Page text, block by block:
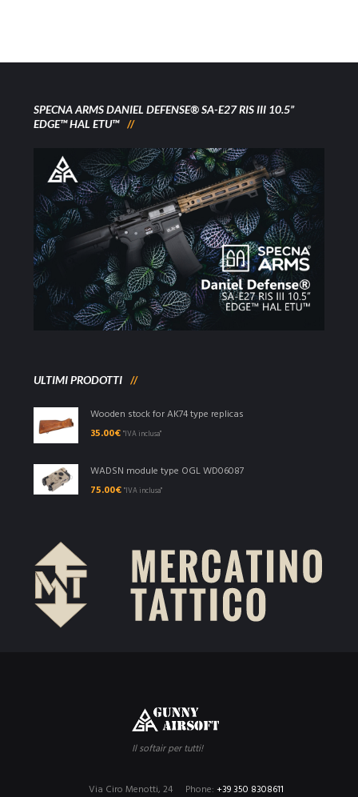
SPECNA ARMS DANIEL DEFENSE® SA-E27 RIS III 10.5”
EDGE™ HAL ETU™
ULTIMI PRODOTTI
Wooden stock for AK74 type replicas
35.00€ "IVA inclusa"
WADSN module type OGL WD06087
75.00€ "IVA inclusa"
Il softair per tutti!
Phone: +39 350 8308611
Via Ciro Menotti, 24